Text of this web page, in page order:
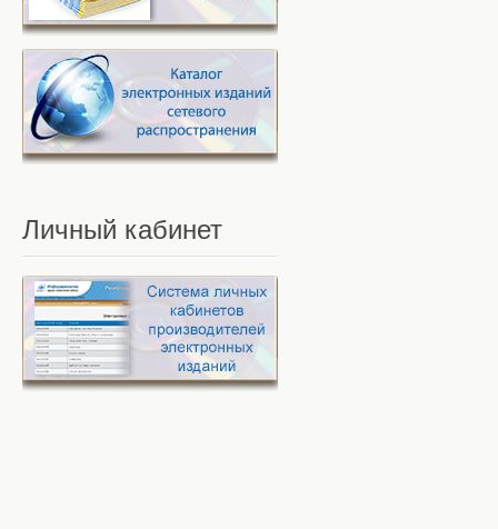
Личный кабинет